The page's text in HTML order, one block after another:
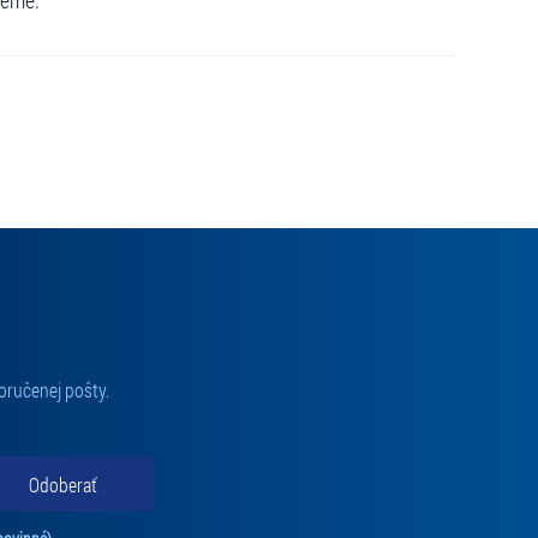
za pôvodnú cenu. Neplatí pre vstupenky po zľave
pre vozíčkarov (držiteľov preukazu ZŤP/P) je vyhradené
pre uplatnenie zľavy odfoťte a zašlite nám svoj
pošty.
Odoberať